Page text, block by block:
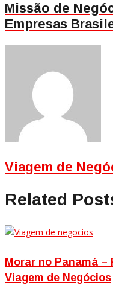
Missão de
Empresas
Viagem de
Related
Morar no Panamá –
Viagem de Negócios